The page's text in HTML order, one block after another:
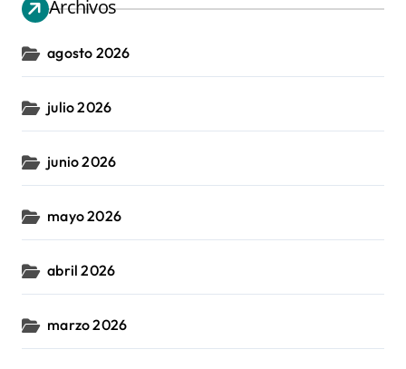
Archivos
agosto 2026
julio 2026
junio 2026
mayo 2026
abril 2026
marzo 2026